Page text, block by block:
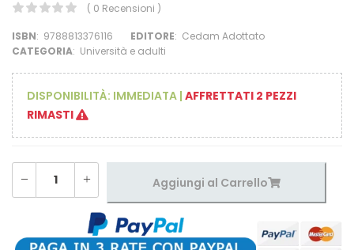
( 0 Recensioni )
ISBN: 9788813376116 EDITORE: Cedam Adottato
CATEGORIA: Università e adulti
DISPONIBILITÀ: IMMEDIATA | AFFRETTATI 2 PEZZI
RIMASTI
Aggiungi al Carrello